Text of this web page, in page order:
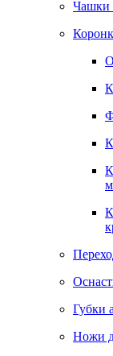
Губки
Ножи